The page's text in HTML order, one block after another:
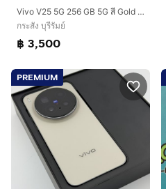
Vivo V25 5G 256 GB 5G สี Gold เครื่องศูนย์ สภาพสวย ไร้รอย
กระสัง บุรีรัมย์
฿ 3,500
PREMIUM